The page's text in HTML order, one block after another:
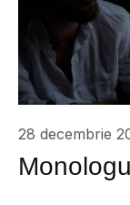
28 decembrie